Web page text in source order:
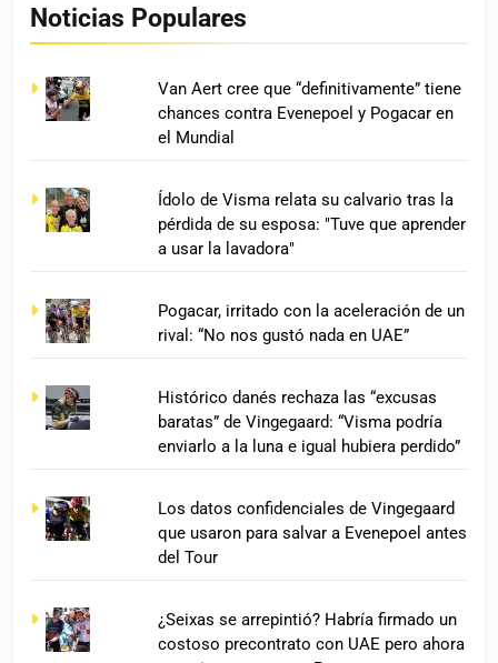
Noticias Populares
Van Aert cree que “definitivamente” tiene
chances contra Evenepoel y Pogacar en
el Mundial
Ídolo de Visma relata su calvario tras la
pérdida de su esposa: "Tuve que aprender
a usar la lavadora"
Pogacar, irritado con la aceleración de un
rival: “No nos gustó nada en UAE”
Histórico danés rechaza las “excusas
baratas” de Vingegaard: “Visma podría
enviarlo a la luna e igual hubiera perdido”
Los datos confidenciales de Vingegaard
que usaron para salvar a Evenepoel antes
del Tour
¿Seixas se arrepintió? Habría firmado un
costoso precontrato con UAE pero ahora